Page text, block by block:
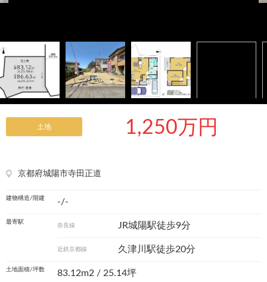
土地 1,250万円
京都府城陽市寺田正道
建物構造/階建 -/-
最寄駅
奈良線 JR城陽駅徒歩9分
近鉄京都線 久津川駅徒歩20分
土地面積/坪数 83.12m2 / 25.14坪